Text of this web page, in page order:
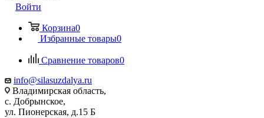
Войти
Корзина0
Избранные товары0
Сравнение товаров0
info@silasuzdalya.ru
Владимирская область,
с. Добрынское,
ул. Пионерская, д.15 Б